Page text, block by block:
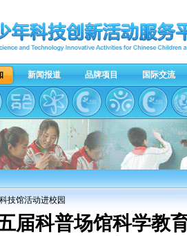
新闻报道 品牌项目 国际交流
技馆活动进校园
届科普场馆科学教